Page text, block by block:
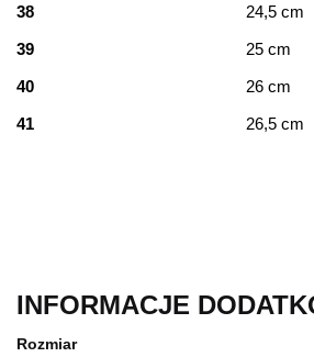
38
24,5 cm
39
25 cm
40
26 cm
41
26,5 cm
INFORMACJE
Rozmiar